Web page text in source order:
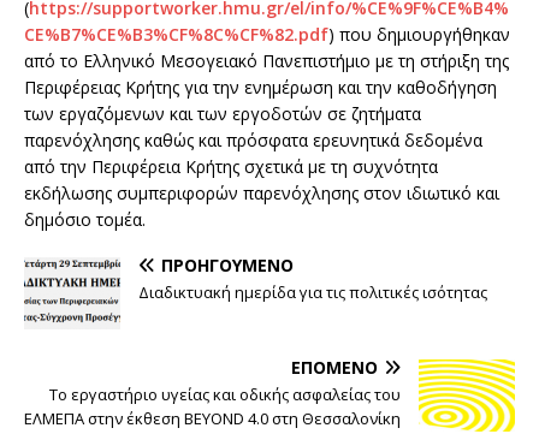
(https://supportworker.hmu.gr/el/info/%CE%9F%CE%B4%
CE%B7%CE%B3%CF%8C%CF%82.pdf) που δημιουργήθηκαν
από το Ελληνικό Μεσογειακό Πανεπιστήμιο με τη στήριξη της
Περιφέρειας Κρήτης για την ενημέρωση και την καθοδήγηση
των εργαζόμενων και των εργοδοτών σε ζητήματα
παρενόχλησης καθώς και πρόσφατα ερευνητικά δεδομένα
από την Περιφέρεια Κρήτης σχετικά με τη συχνότητα
εκδήλωσης συμπεριφορών παρενόχλησης στον ιδιωτικό και
δημόσιο τομέα.
ΠΡΟΗΓΟΎΜΕΝΟ
Διαδικτυακή ημερίδα για τις πολιτικές ισότητας
ΕΠΌΜΕΝΟ
Το εργαστήριο υγείας και οδικής ασφαλείας του
ΕΛΜΕΠΑ στην έκθεση BEYOND 4.0 στη Θεσσαλονίκη